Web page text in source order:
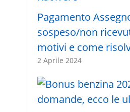
Pagamento
sospeso/non
motivi e come
2 Aprile 2024